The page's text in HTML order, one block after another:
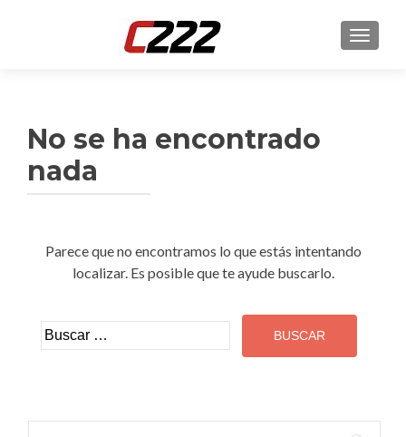
No se ha encontrado
nada
Parece que no encontramos lo que estás intentando
localizar. Es posible que te ayude buscarlo.
Buscar: